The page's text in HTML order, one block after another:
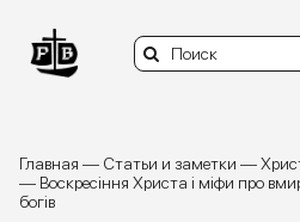
content
Search
for:
Книги
Главная — Статьи и заметки —
— Воскресіння Христа і міфи про
богів